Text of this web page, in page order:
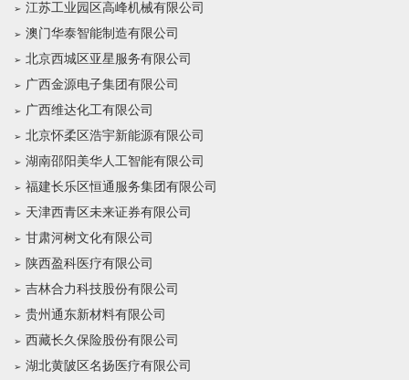
江苏工业园区高峰机械有限公司
澳门华泰智能制造有限公司
北京西城区亚星服务有限公司
广西金源电子集团有限公司
广西维达化工有限公司
北京怀柔区浩宇新能源有限公司
湖南邵阳美华人工智能有限公司
福建长乐区恒通服务集团有限公司
天津西青区未来证券有限公司
甘肃河树文化有限公司
陕西盈科医疗有限公司
吉林合力科技股份有限公司
贵州通东新材料有限公司
西藏长久保险股份有限公司
湖北黄陂区名扬医疗有限公司